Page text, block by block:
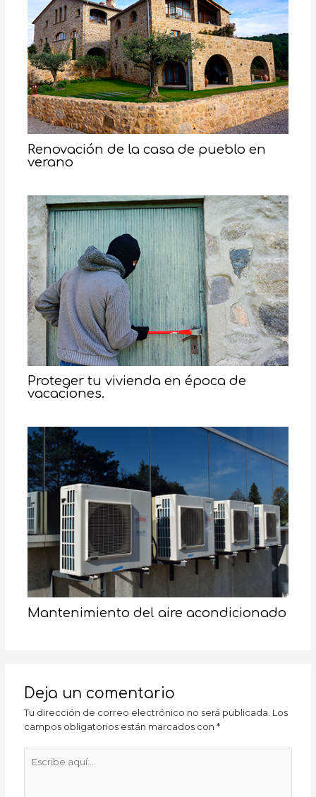
Renovación de la casa de pueblo en
verano
Proteger tu vivienda en época de
vacaciones.
Mantenimiento del aire acondicionado
Deja un comentario
Tu dirección de correo electrónico no será publicada. Los
campos obligatorios están marcados con*
aquí...